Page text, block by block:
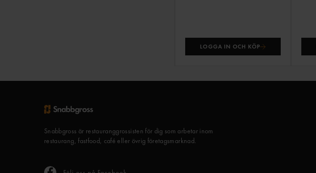
LOGGA IN OCH KÖP
Snabbgross är restauranggrossisten för dig som arbetar inom
restaurang, fastfood, café eller övrig företagsmarknad.